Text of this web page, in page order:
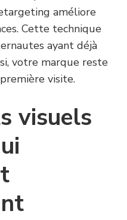
améliore
Cette technique
ayant déjà
votre marque reste
visite.
visuels